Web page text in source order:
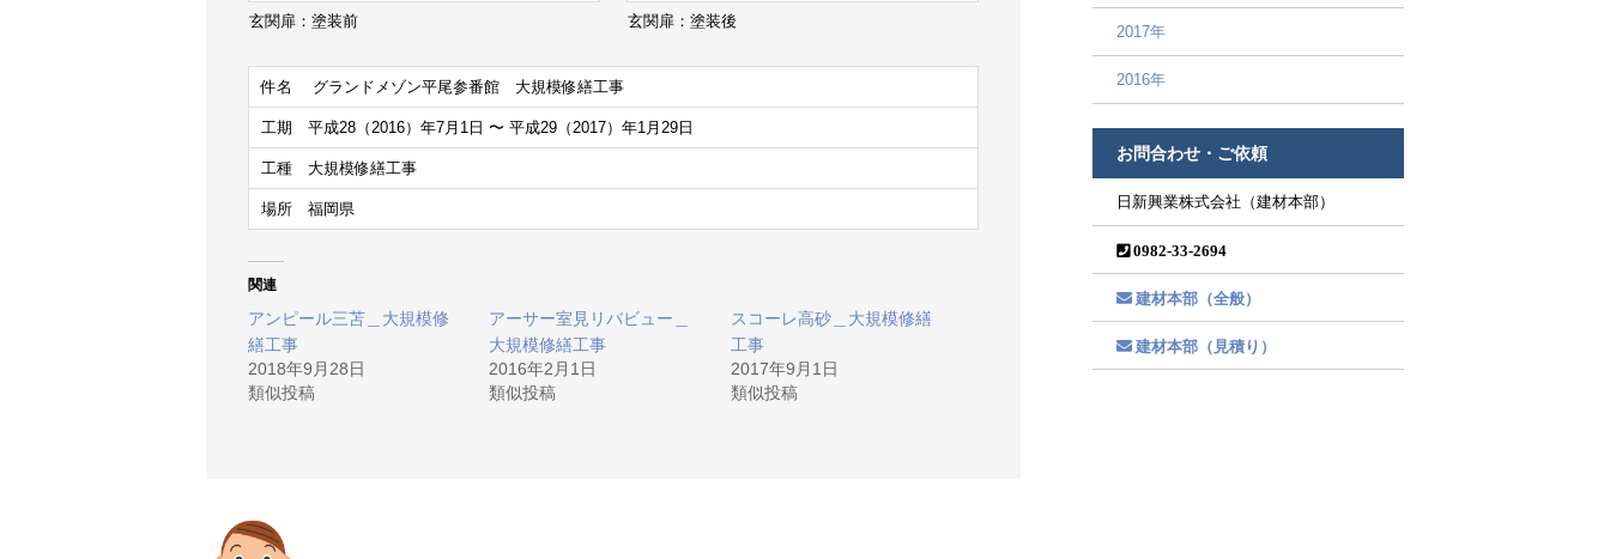
玄関扉：塗装前 玄関扉：塗装後
件名 グランドメゾン平尾参番館 大規模修繕工事
工期 平成28（2016）年7月1日 〜 平成29（2017）年1月29日
工種 大規模修繕工事
場所 福岡県
関連
アンピール三苫＿大規模修
繕工事
2018年9月28日
類似投稿
アーサー室見リバビュー＿
大規模修繕工事
2016年2月1日
類似投稿
スコーレ高砂＿大規模修繕
工事
2017年9月1日
類似投稿
2017年
2016年
お問合わせ・ご依頼
日新興業株式会社（建材本部）
0982-33-2694
建材本部（全般）
建材本部（見積り）